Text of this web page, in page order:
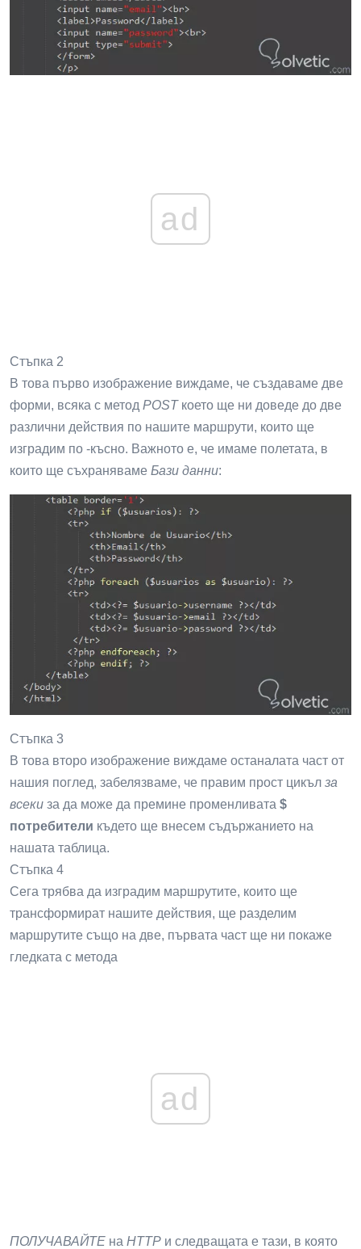
ad
Стъпка 2
В това първо изображение виждаме, че създаваме две
форми, всяка с метод POSTкоето ще ни доведе до две
различни действия по нашите маршрути, които ще
изградим по -късно. Важното е, че имаме полетата, в
които ще съхраняваме Бази данни:
Стъпка 3
В това второ изображение виждаме останалата част от
нашия поглед, забелязваме, че правим прост цикъл за
всеки за да може да премине променливата $
потребители където ще внесем съдържанието на
нашата таблица.
Стъпка 4
Сега трябва да изградим маршрутите, които ще
трансформират нашите действия, ще разделим
маршрутите също на две, първата част ще ни покаже
гледката с метода
ad
ПОЛУЧАВАЙТЕ на HTTP и следващата е тази, в която